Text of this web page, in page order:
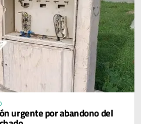
urgente por abandono del